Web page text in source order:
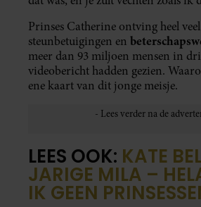
Prinses Catherine ontving heel veel
steunbetuigingen en
meer dan 93 miljoen mensen in
videobericht hadden gezien.
ene kaart van dit jonge meisje.
LEES OOK: KATE
JARIGE MILA –
IK GEEN